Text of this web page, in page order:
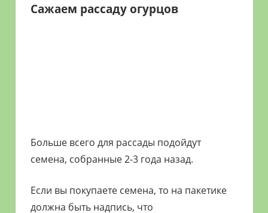
Сажаем рассаду огурцов
Больше всего для рассады подойдут
семена, собранные 2-3 года назад.
Если вы покупаете семена, то на пакетике
должна быть надпись, что